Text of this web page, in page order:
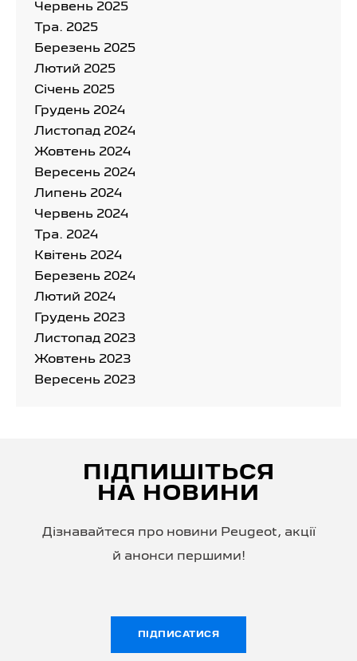
Червень 2025
Тра. 2025
Березень 2025
Лютий 2025
Cічень 2025
Грудень 2024
Листопад 2024
Жовтень 2024
Вересень 2024
Липень 2024
Червень 2024
Тра. 2024
Квітень 2024
Березень 2024
Лютий 2024
Грудень 2023
Листопад 2023
Жовтень 2023
Вересень 2023
ПІДПИШІТЬСЯ
НА НОВИНИ
Дізнавайтеся про новини Peugeot, акції
й анонси першими!
ПІДПИСАТИСЯ